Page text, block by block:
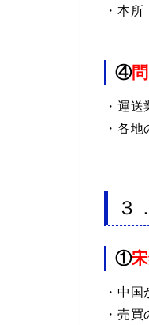
・本
④問
・運送
・各
３
①
・中
・売